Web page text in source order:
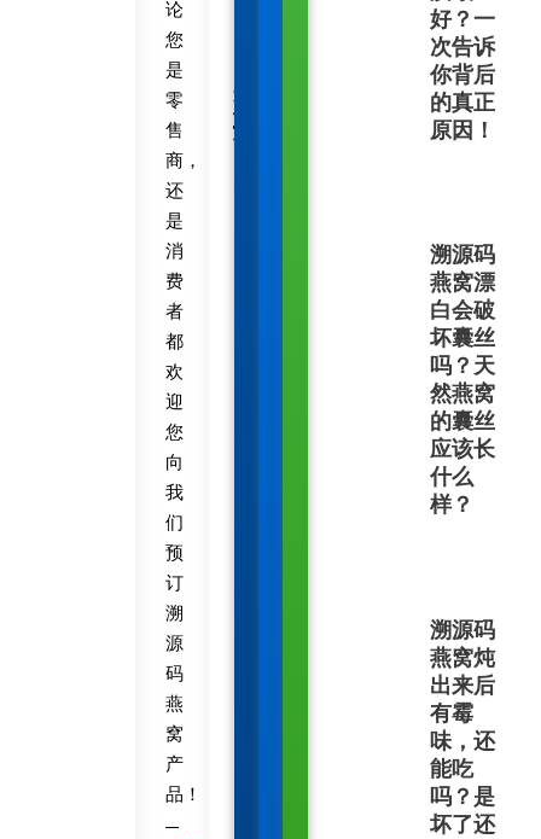
论
您
是
零
售
商，
还
是
消
费
者
都
欢
迎
您
向
我
们
预
订
溯
源
码
燕
窝
产
品！
知
识
平
好？一
次告诉
你背后
的真正
原因！
溯源码
燕窝漂
白会破
坏囊丝
吗？天
然燕窝
的囊丝
应该长
什么
样？
溯源码
燕窝炖
出来后
有霉
味，还
能吃
吗？是
坏了还